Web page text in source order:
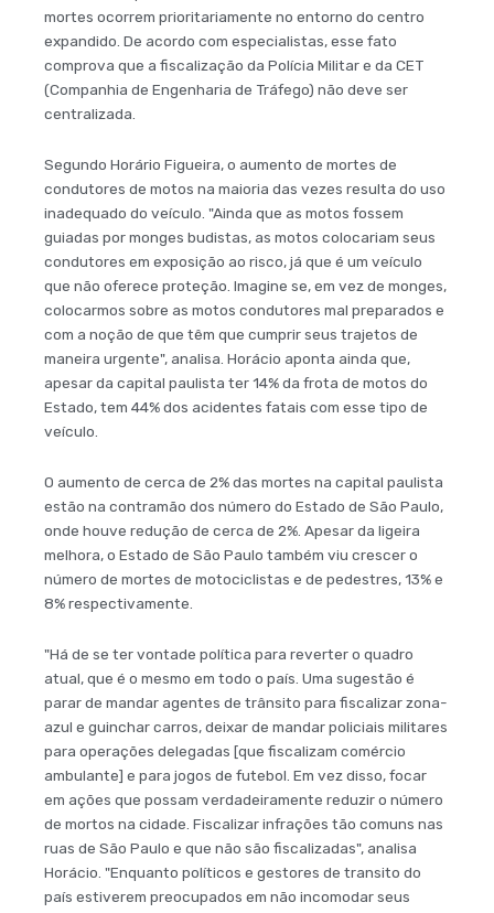
mortes ocorrem prioritariamente no entorno do centro
expandido. De acordo com especialistas, esse fato
comprova que a fiscalização da Polícia Militar e da CET
(Companhia de Engenharia de Tráfego) não deve ser
centralizada.
Segundo Horário Figueira, o aumento de mortes de
condutores de motos na maioria das vezes resulta do uso
inadequado do veículo. "Ainda que as motos fossem
guiadas por monges budistas, as motos colocariam seus
condutores em exposição ao risco, já que é um veículo
que não oferece proteção. Imagine se, em vez de monges,
colocarmos sobre as motos condutores mal preparados e
com a noção de que têm que cumprir seus trajetos de
maneira urgente", analisa. Horácio aponta ainda que,
apesar da capital paulista ter 14% da frota de motos do
Estado, tem 44% dos acidentes fatais com esse tipo de
veículo.
O aumento de cerca de 2% das mortes na capital paulista
estão na contramão dos número do Estado de São Paulo,
onde houve redução de cerca de 2%. Apesar da ligeira
melhora, o Estado de São Paulo também viu crescer o
número de mortes de motociclistas e de pedestres, 13% e
8% respectivamente.
"Há de se ter vontade política para reverter o quadro
atual, que é o mesmo em todo o país. Uma sugestão é
parar de mandar agentes de trânsito para fiscalizar zona-
azul e guinchar carros, deixar de mandar policiais militares
para operações delegadas [que fiscalizam comércio
ambulante] e para jogos de futebol. Em vez disso, focar
em ações que possam verdadeiramente reduzir o número
de mortos na cidade. Fiscalizar infrações tão comuns nas
ruas de São Paulo e que não são fiscalizadas", analisa
Horácio. "Enquanto políticos e gestores de transito do
país estiverem preocupados em não incomodar seus